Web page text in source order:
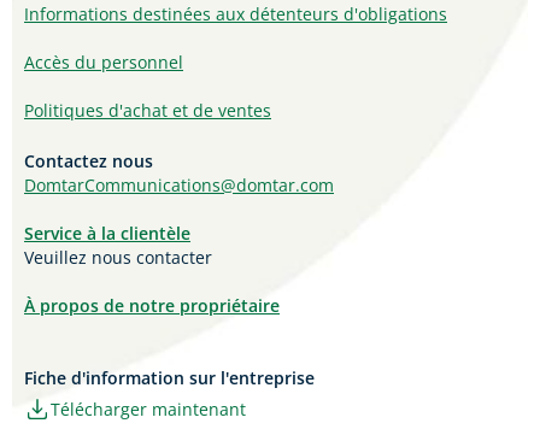
Informations destinées aux détenteurs d'obligations
Accès du personnel
Politiques d'achat et de ventes
Contactez nous
DomtarCommunications@domtar.com
Service à la clientèle
Veuillez nous contacter
À propos de notre propriétaire
Fiche d'information sur l'entreprise
Télécharger maintenant